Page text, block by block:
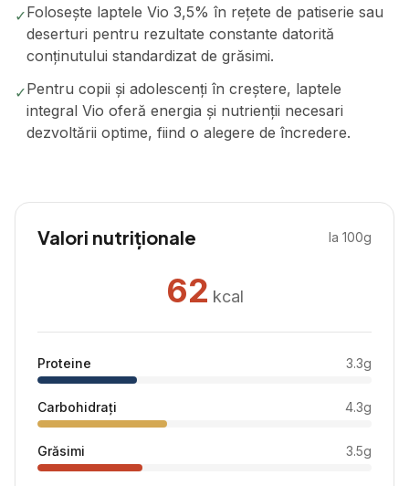
✓Folosește laptele Vio 3,5% în rețete de patiserie sau
deserturi pentru rezultate constante datorită
conținutului standardizat de grăsimi.
✓Pentru copii și adolescenți în creștere, laptele
integral Vio oferă energia și nutrienții necesari
dezvoltării optime, fiind o alegere de încredere.
Valori nutriționale la 100g
62 kcal
Proteine 3.3g
Carbohidrați 4.3g
Grăsimi 3.5g